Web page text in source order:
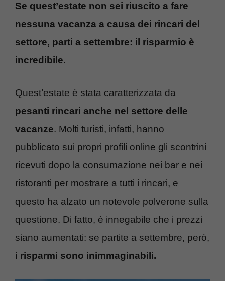
Se quest’estate non sei riuscito a fare
nessuna vacanza a causa dei rincari del
settore, parti a settembre: il risparmio è
incredibile.
Quest’estate è stata caratterizzata da
pesanti rincari anche nel settore delle
vacanze. Molti turisti, infatti, hanno
pubblicato sui propri profili online gli scontrini
ricevuti dopo la consumazione nei bar e nei
ristoranti per mostrare a tutti i rincari, e
questo ha alzato un notevole polverone sulla
questione. Di fatto, è innegabile che i prezzi
siano aumentati: se partite a settembre, però,
i risparmi sono inimmaginabili.